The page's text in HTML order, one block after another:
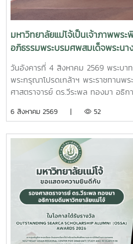
มหาวิทยาลัยแม่โจ้เป็นเจ้าภาพพร
อภิธรรมพระบรมศพสมเด็จพระนา
ราชินีนาถ พระบรมราชชนนีพันปีห
ถวายบังคมพระศพ สมเด็จพระเจ้า
ภา นเรนทิราเทพยวดี กรมหลวง
วันอังคารที่ 4 สิงหาคม 2569 พระบา
พระกรุณาโปรดเกล้าฯ พระราชทานพ
ศาสตราจารย์ ดร.วีระพล ทองมา อธิก
บุคลากร รวมจำนวน 25 คน เป็นเจ้าภ
พระบรมราชชนนีพันปีหลวง ณ พระที่
พระบรมมหาราชวัง และเข้ากราบถวา
พระเจ้าลูกเธอ เจ้าฟ้าพัชรกิติยาภา น
ราชสาริณีสิริพัชร มหาวัชรราชธิดา ณ
พระบรมมหาราชวังการเข้าร่วมพิธีใน
มหากรุณาธิคุณล้นเกล้าล้นกระหม่อม
มหาวิทยาลัย สมาคมศิษย์เก่า และบุค
ร่วมแสดงความจงรักภักดี ถวายความ
มหากรุณาธิคุณอย่างหาที่สุดมิได้
6 สิงหาคม 2569 | 52